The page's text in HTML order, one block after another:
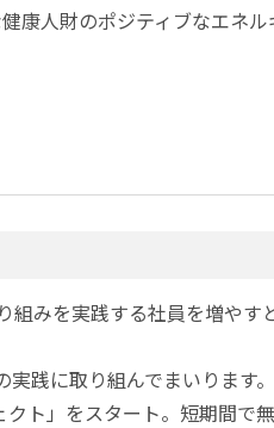
康人財のポジティブなエネ
みを実践する社員を増やす
践に取り組んでまいります
ト」をスタート。短期間で